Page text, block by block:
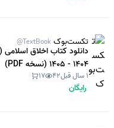
تکست‌بوک @TextBook
1404 - 1405 (نسخه PDF)
1 سال قبل 42
17
رایگان